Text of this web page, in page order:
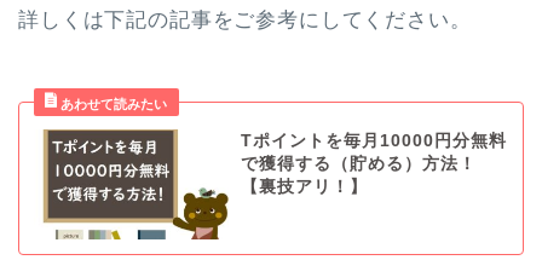
詳しくは下記の記事をご参考にしてください。
Tポイントを毎月10000円分無料
で獲得する（貯める）方法！
【裏技アリ！】